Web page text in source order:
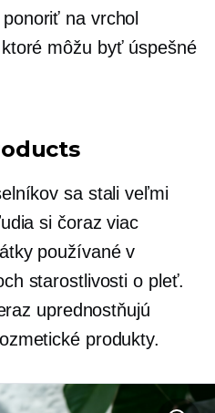
na vrchol
môžu byť úspešné
sa stali veľmi
si čoraz viac
používané v
starostlivosti o pleť.
uprednostňujú
produkty.